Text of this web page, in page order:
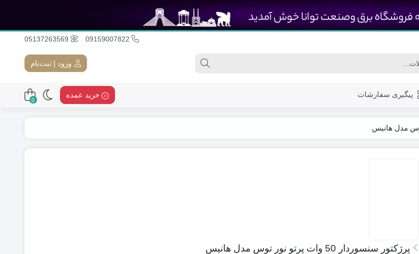
ورود | ثبت‌نام
پیگیری سفارشات خرید عمده
0
پرژکتور سنسوردار 50 وات پرتو نور توس مدل هانیس